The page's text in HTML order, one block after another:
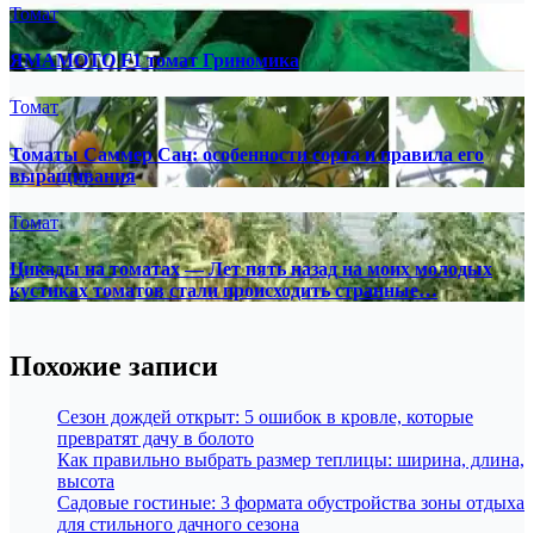
Томат
ЯМАМОТО F1 томат Гриномика
Томат
Томаты Саммер Сан: особенности сорта и правила его
выращивания
Томат
Цикады на томатах — Лет пять назад на моих молодых
кустиках томатов стали происходить странные…
Похожие записи
Сезон дождей открыт: 5 ошибок в кровле, которые
превратят дачу в болото
Как правильно выбрать размер теплицы: ширина, длина,
высота
Садовые гостиные: 3 формата обустройства зоны отдыха
для стильного дачного сезона